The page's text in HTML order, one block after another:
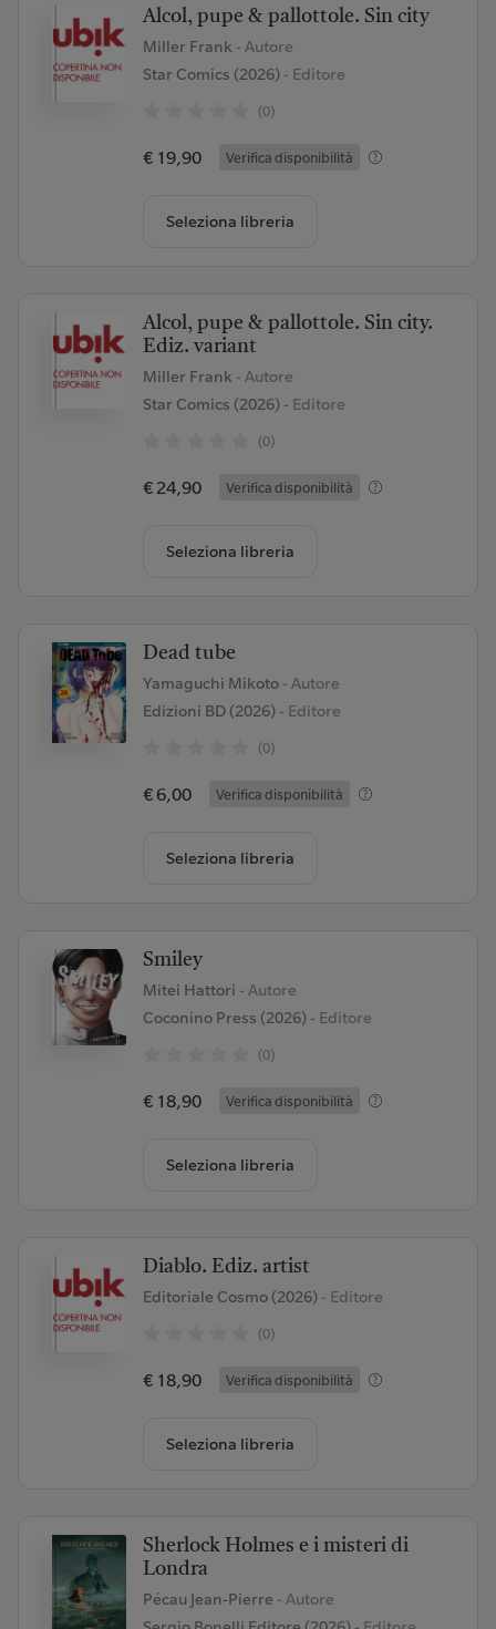
Alcol, pupe & pallottole. Sin city
Miller Frank - Autore
Star Comics (2026)- Editore
(0)
€ 19,90 Verifica disponibilità
Seleziona libreria
Alcol, pupe & pallottole. Sin city.
Ediz. variant
Miller Frank - Autore
Star Comics (2026)- Editore
(0)
€ 24,90 Verifica disponibilità
Seleziona libreria
Dead tube
Yamaguchi Mikoto - Autore
Edizioni BD (2026)- Editore
(0)
€ 6,00 Verifica disponibilità
Seleziona libreria
Smiley
Mitei Hattori - Autore
Coconino Press (2026)- Editore
(0)
€ 18,90 Verifica disponibilità
Seleziona libreria
Diablo. Ediz. artist
Editoriale Cosmo (2026)- Editore
(0)
€ 18,90 Verifica disponibilità
Seleziona libreria
Sherlock Holmes e i misteri di
Londra
Pécau Jean-Pierre - Autore